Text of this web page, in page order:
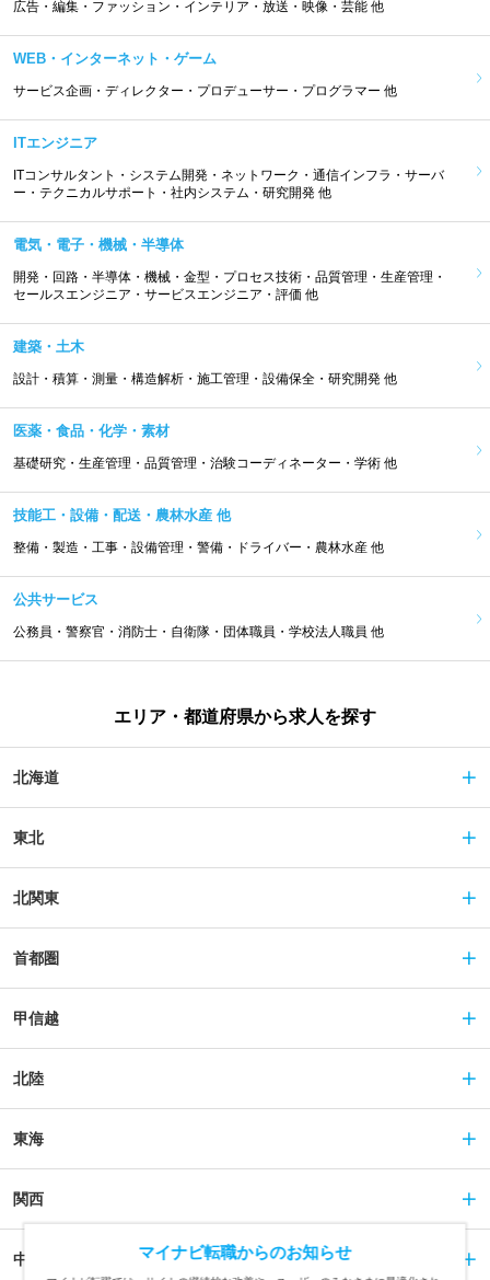
広告・編集・ファッション・インテリア・放送・映像・芸能 他
WEB・インターネット・ゲーム
サービス企画・ディレクター・プロデューサー・プログラマー 他
ITエンジニア
ITコンサルタント・システム開発・ネットワーク・通信インフラ・サーバ
ー・テクニカルサポート・社内システム・研究開発 他
電気・電子・機械・半導体
開発・回路・半導体・機械・金型・プロセス技術・品質管理・生産管理・
セールスエンジニア・サービスエンジニア・評価 他
建築・土木
設計・積算・測量・構造解析・施工管理・設備保全・研究開発 他
医薬・食品・化学・素材
基礎研究・生産管理・品質管理・治験コーディネーター・学術 他
技能工・設備・配送・農林水産 他
整備・製造・工事・設備管理・警備・ドライバー・農林水産 他
公共サービス
公務員・警察官・消防士・自衛隊・団体職員・学校法人職員 他
エリア・都道府県から求人を探す
北海道
東北
北関東
首都圏
甲信越
北陸
東海
関西
中国 マイナビ転職からのお知らせ